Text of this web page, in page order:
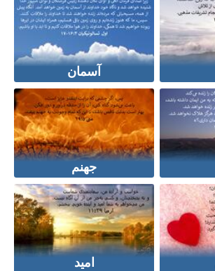
آسمان
جهنم
امید